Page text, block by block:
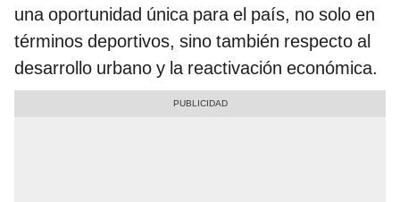
una oportunidad única para el país, no solo en
términos deportivos, sino también respecto al
desarrollo urbano y la reactivación económica.